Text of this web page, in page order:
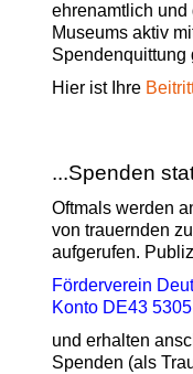
ehrenamtlich und
Museums aktiv
Spendenquittung
Hier ist Ihre
...Spenden
Oftmals werden
von trauernden
aufgerufen.
Förderverein
Konto DE43
und erhalten
Spenden (als